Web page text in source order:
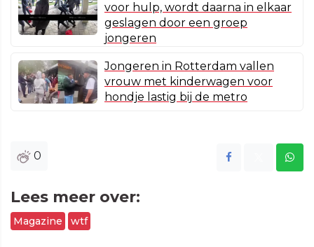
voor hulp, wordt daarna in elkaar
geslagen door een groep
jongeren
Jongeren in Rotterdam vallen
vrouw met kinderwagen voor
hondje lastig bij de metro
0
Lees meer over:
Magazine wtf